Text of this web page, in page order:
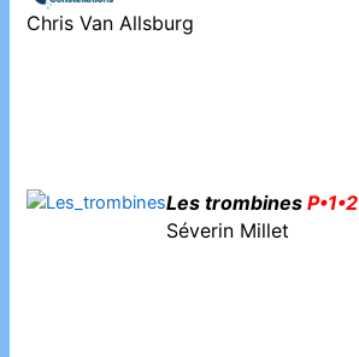
Chris Van Allsburg
Les trombinesP•1•2
Séverin Millet